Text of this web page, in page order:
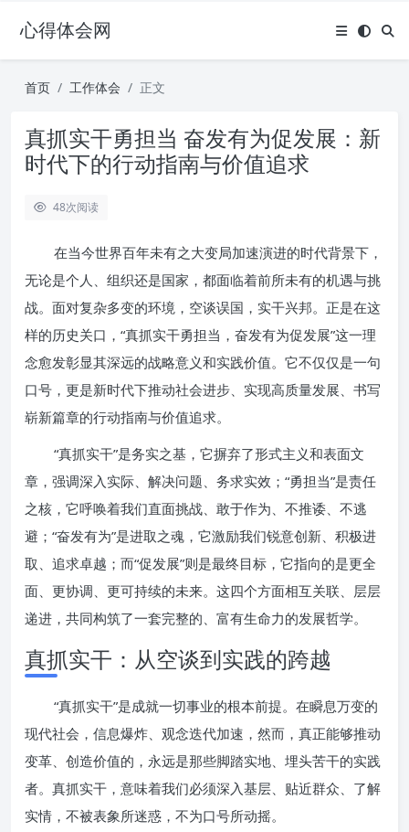
心得体会网
首页 工作体会 正文
真抓实干勇担当 奋发有为促发展：新
时代下的行动指南与价值追求
48次阅读
在当今世界百年未有之大变局加速演进的时代背景下，
无论是个人、组织还是国家，都面临着前所未有的机遇与挑
战。面对复杂多变的环境，空谈误国，实干兴邦。正是在这
样的历史关口，“真抓实干勇担当，奋发有为促发展”这一理
念愈发彰显其深远的战略意义和实践价值。它不仅仅是一句
口号，更是新时代下推动社会进步、实现高质量发展、书写
崭新篇章的行动指南与价值追求。
“真抓实干”是务实之基，它摒弃了形式主义和表面文
章，强调深入实际、解决问题、务求实效；“勇担当”是责任
之核，它呼唤着我们直面挑战、敢于作为、不推诿、不逃
避；“奋发有为”是进取之魂，它激励我们锐意创新、积极进
取、追求卓越；而“促发展”则是最终目标，它指向的是更全
面、更协调、更可持续的未来。这四个方面相互关联、层层
递进，共同构筑了一套完整的、富有生命力的发展哲学。
真抓实干：从空谈到实践的跨越
“真抓实干”是成就一切事业的根本前提。在瞬息万变的
现代社会，信息爆炸、观念迭代加速，然而，真正能够推动
变革、创造价值的，永远是那些脚踏实地、埋头苦干的实践
者。真抓实干，意味着我们必须深入基层、贴近群众、了解
实情，不被表象所迷惑，不为口号所动摇。